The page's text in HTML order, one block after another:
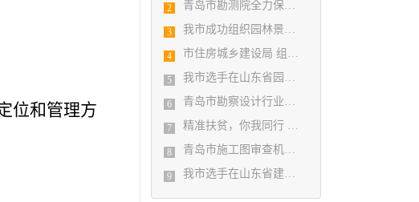
2 青岛市勘测院全力保障自然灾害普查区县级质检汇交工作
3 我市成功组织园林景观设计创意职业技能竞赛
4 市住房城乡建设局 组织设计人员能力提升培训会
5 我市选手在山东省园林景观设计创意职业技能竞赛中勇夺佳绩
6 青岛市勘察设计行业民事纠纷调解协调中心正式揭牌成立
7 精准扶贫，你我同行 ——协会荣获全市2018年度脱贫攻坚和扶贫协作先进集体
8 青岛市施工图审查机构第八次联席会议成功举办
9 我市选手在山东省建筑设计BIM技术应用技能竞赛取得佳绩
位和管理方